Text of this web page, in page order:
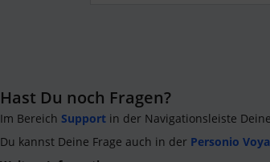
Hast Du noch Fragen?
Im Bereich Support in der Navigationsleiste
Du kannst Deine Frage auch in der Personio